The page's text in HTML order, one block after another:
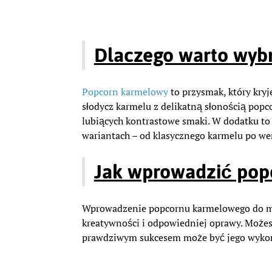
Dlaczego warto
Popcorn karmelowyto przysmak, który
słodycz karmelu z delikatną słonością
lubiących kontrastowe smaki. W dodatku
wariantach – od klasycznego karmelu po
Jak wprowadzić
Wprowadzenie popcornu karmelowego do
kreatywności i odpowiedniej oprawy.
prawdziwym sukcesem może być jego